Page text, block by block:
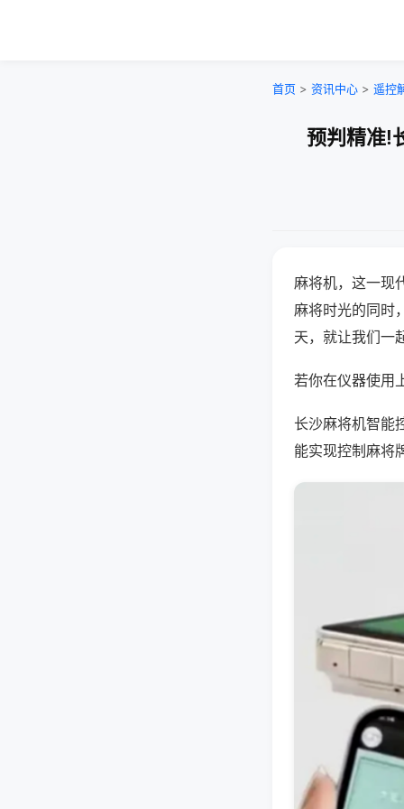
首页 > 资讯中心 > 遥控
预判精准!
麻将机，这一现
麻将时光的同时
天，就让我们一
若你在仪器使用
长沙麻将机智能
能实现控制麻将